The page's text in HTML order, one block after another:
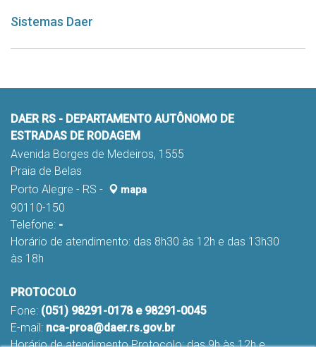
Sistemas Daer
DAER RS - DEPARTAMENTO AUTÔNOMO DE
ESTRADAS DE RODAGEM
Avenida Borges de Medeiros, 1555
Praia de Belas
Porto Alegre - RS -
mapa
90110-150
Telefone: -
Horário de atendimento: das 8h30 às 12h e das 13h30
às 18h
PROTOCOLO
Fone: (051) 98291-0178 e 98291-0045
E-mail: nca-proa@daer.rs.gov.br